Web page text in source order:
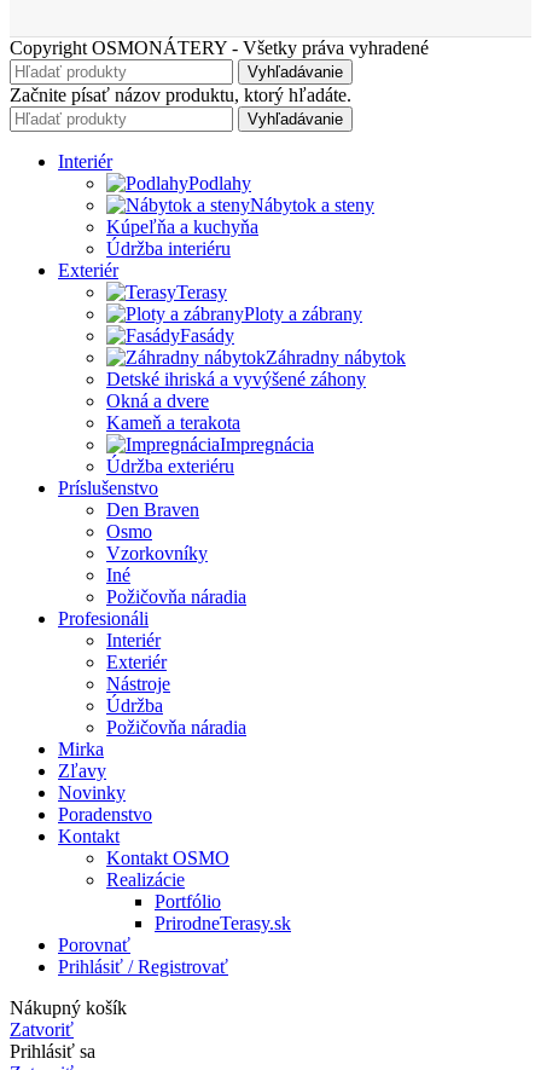
Copyright OSMONÁTERY - Všetky práva vyhradené
Vyhľadávanie
Začnite písať názov produktu, ktorý hľadáte.
Vyhľadávanie
Interiér
Podlahy
Nábytok a steny
Kúpeľňa a kuchyňa
Údržba interiéru
Exteriér
Terasy
Ploty a zábrany
Fasády
Záhradny nábytok
Detské ihriská a vyvýšené záhony
Okná a dvere
Kameň a terakota
Impregnácia
Údržba exteriéru
Príslušenstvo
Den Braven
Osmo
Vzorkovníky
Iné
Požičovňa náradia
Profesionáli
Interiér
Exteriér
Nástroje
Údržba
Požičovňa náradia
Mirka
Zľavy
Novinky
Poradenstvo
Kontakt
Kontakt OSMO
Realizácie
Portfólio
PrirodneTerasy.sk
Porovnať
Prihlásiť / Registrovať
Nákupný košík
Zatvoriť
Prihlásiť sa